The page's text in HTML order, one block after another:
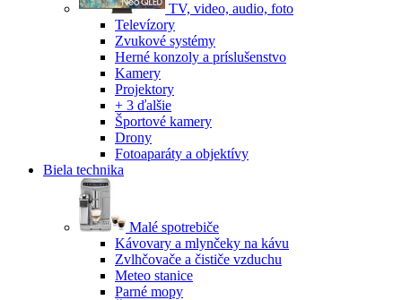
TV, video, audio, foto
Televízory
Zvukové systémy
Herné konzoly a príslušenstvo
Kamery
Projektory
+ 3 ďalšie
Športové kamery
Drony
Fotoaparáty a objektívy
Biela technika
Malé spotrebiče
Kávovary a mlynčeky na kávu
Zvlhčovače a čističe vzduchu
Meteo stanice
Parné mopy